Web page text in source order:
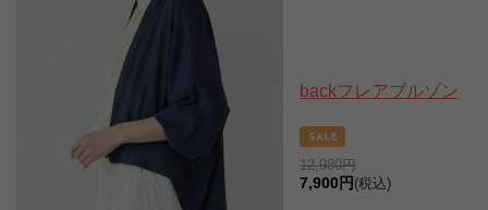
backフレアブルゾン
12,980円
7,900円 (税込)